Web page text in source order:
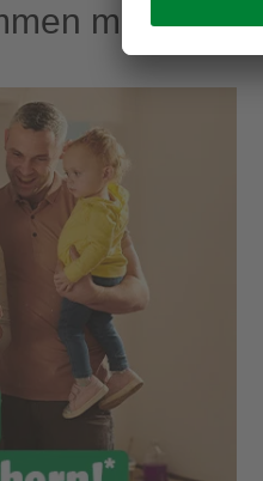
machen